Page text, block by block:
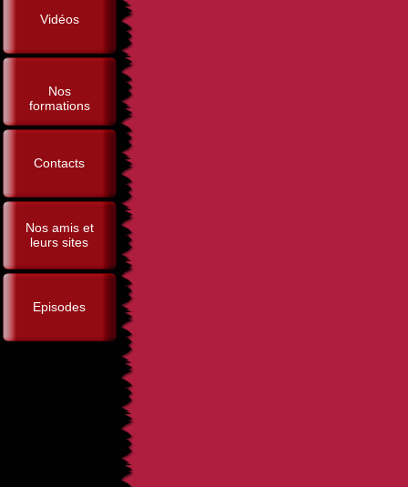
Vidéos
Nos
formations
Contacts
Nos amis et
leurs sites
Episodes